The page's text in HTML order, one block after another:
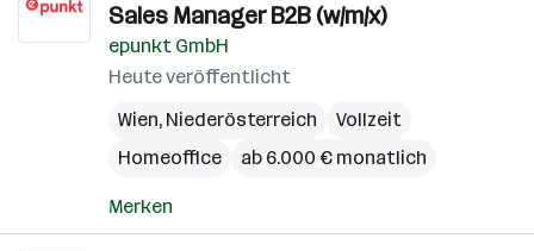
Sales Manager B2B (w/m/x)
epunkt GmbH
Heute veröffentlicht
Wien, Niederösterreich
Vollzeit
Homeoffice
ab 6.000 € monatlich
Merken